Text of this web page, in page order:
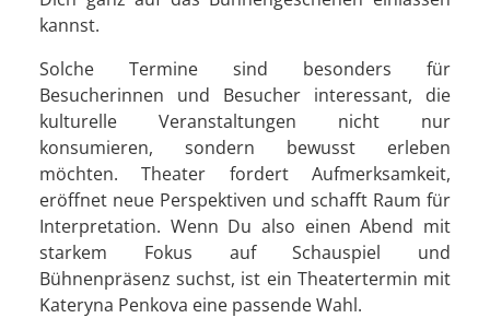
kannst.
Solche Termine sind besonders für
Besucherinnen und Besucher interessant, die
kulturelle Veranstaltungen nicht nur
konsumieren, sondern bewusst erleben
möchten. Theater fordert Aufmerksamkeit,
eröffnet neue Perspektiven und schafft Raum für
Interpretation. Wenn Du also einen Abend mit
starkem Fokus auf Schauspiel und
Bühnenpräsenz suchst, ist ein Theatertermin mit
Kateryna Penkova eine passende Wahl.